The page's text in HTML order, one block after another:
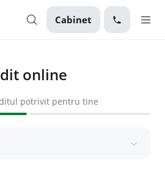
Cabinet
online
potrivit pentru tine